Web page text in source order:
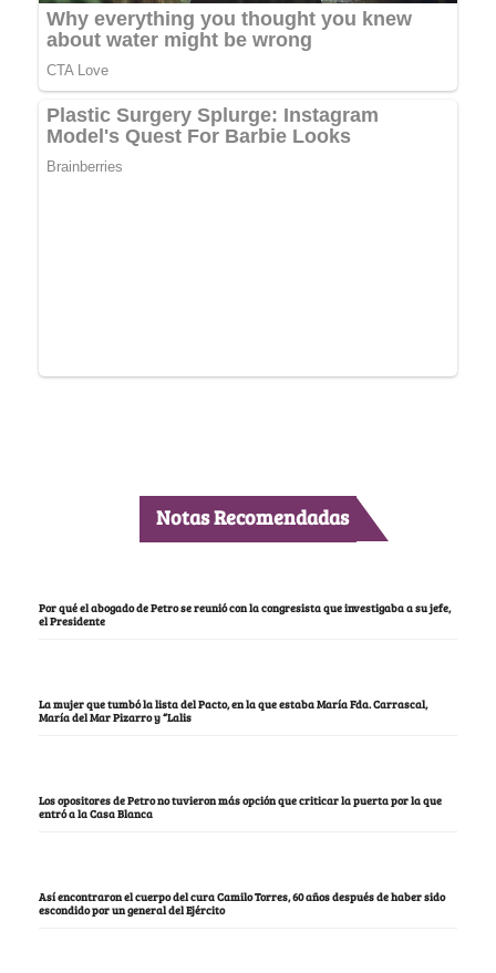
Notas Recomendadas
Por qué el abogado de Petro se reunió con la congresista que investigaba a su jefe,
el Presidente
La mujer que tumbó la lista del Pacto, en la que estaba María Fda. Carrascal,
María del Mar Pizarro y “Lalis
Los opositores de Petro no tuvieron más opción que criticar la puerta por la que
entró a la Casa Blanca
Así encontraron el cuerpo del cura Camilo Torres, 60 años después de haber sido
escondido por un general del Ejército